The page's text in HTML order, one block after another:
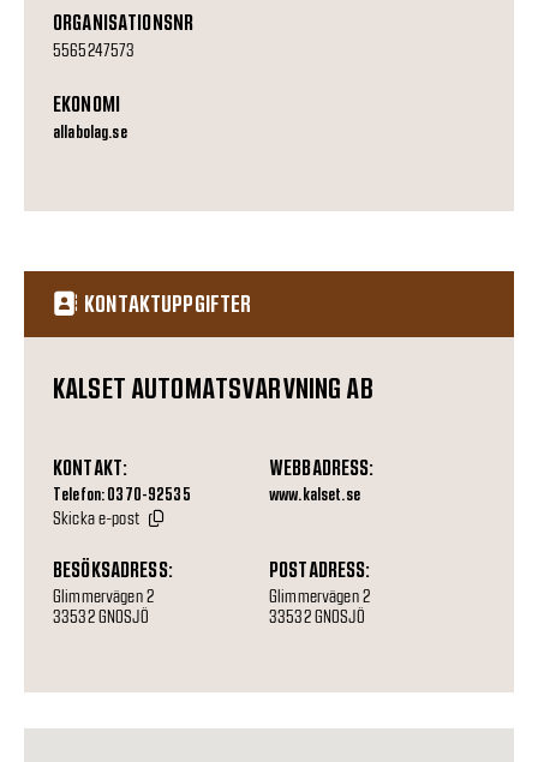
ORGANISATIONSNR
5565247573
EKONOMI
allabolag.se
KONTAKTUPPGIFTER
KALSET AUTOMATSVARVNING AB
KONTAKT:
Telefon: 0370-92535
Skicka e-post
WEBBADRESS:
www.kalset.se
BESÖKSADRESS:
Glimmervägen 2
33532 GNOSJÖ
POSTADRESS:
Glimmervägen 2
33532 GNOSJÖ